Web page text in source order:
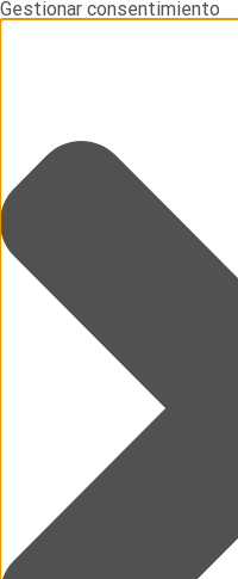
Gestionar consentimiento